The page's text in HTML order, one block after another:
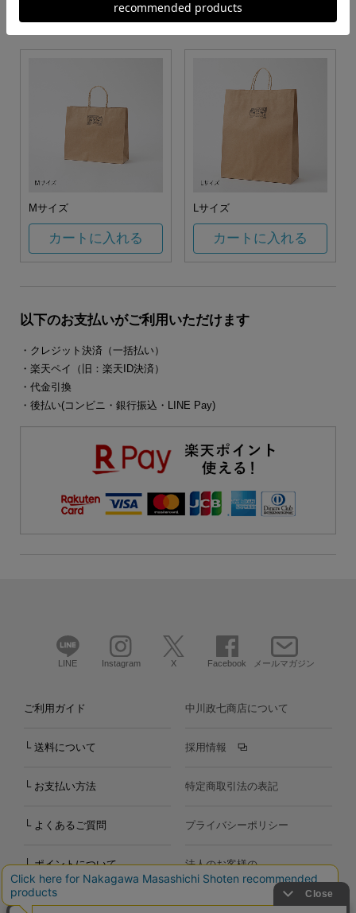
カートに入れる カートに入れる
Mサイズ
カートに入れる
Lサイズ
カートに入れる
以下のお支払いがご利用いただけます
・クレジット決済（一括払い）
・楽天ペイ（旧：楽天ID決済）
・代金引換
・後払い(コンビニ・銀行振込・LINE Pay)
LINE Instagram X Facebook メールマガジン
ご利用ガイド
└ 送料について
└ お支払い方法
└ よくあるご質問
└ ポイントについて
個人のお客様の
中川政七商店について
採用情報
特定商取引法の表記
プライバシーポリシー
法人のお客様の
お問い合わせ